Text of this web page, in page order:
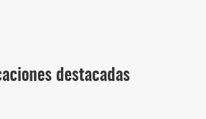
destacadas